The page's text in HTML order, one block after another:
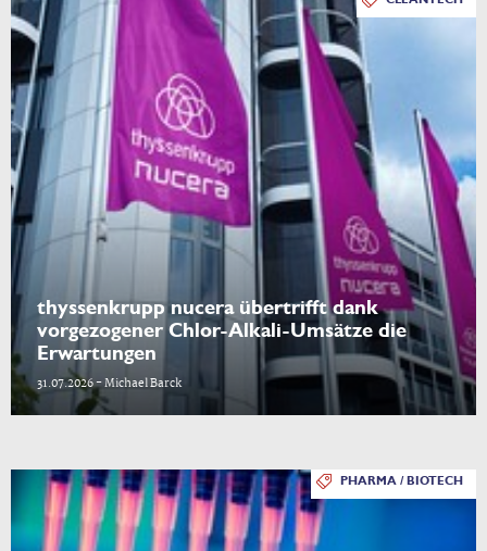
thyssenkrupp nucera übertrifft dank
vorgezogener Chlor-Alkali-Umsätze die
Erwartungen
31.07.2026 - Michael Barck
PHARMA / BIOTECH